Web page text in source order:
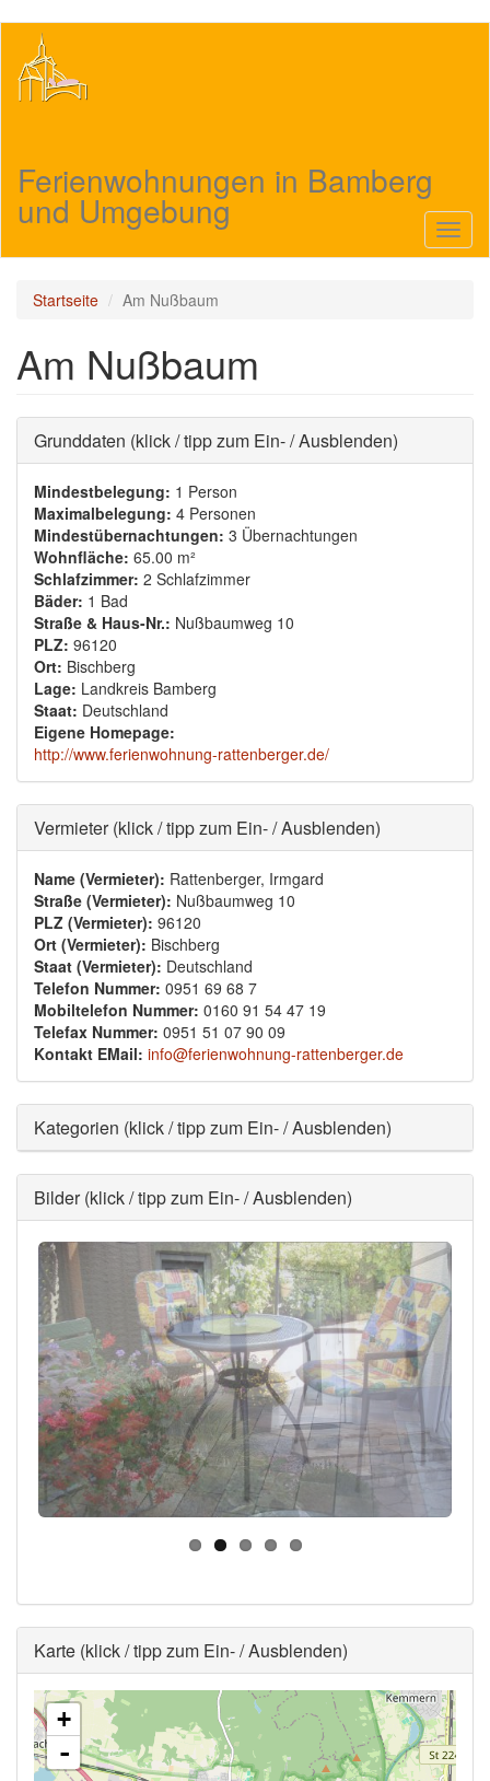
Inhalt
Ferienwohnungen in Bamberg
und Umgebung
Startseite Am Nußbaum
Am Nußbaum
Ausblenden
Grunddaten (klick / tipp zum Ein- / Ausblenden)
Mindestbelegung: 1 Person
Maximalbelegung: 4 Personen
Mindestübernachtungen: 3 Übernachtungen
Wohnfläche: 65.00 m²
Schlafzimmer: 2 Schlafzimmer
Bäder: 1 Bad
Straße & Haus-Nr.: Nußbaumweg 10
PLZ: 96120
Ort: Bischberg
Lage: Landkreis Bamberg
Staat: Deutschland
Eigene Homepage:
http://www.ferienwohnung-rattenberger.de/
Ausblenden
Vermieter (klick / tipp zum Ein- / Ausblenden)
Name (Vermieter): Rattenberger, Irmgard
Straße (Vermieter): Nußbaumweg 10
PLZ (Vermieter): 96120
Ort (Vermieter): Bischberg
Staat (Vermieter): Deutschland
Telefon Nummer: 0951 69 68 7
Mobiltelefon Nummer: 0160 91 54 47 19
Telefax Nummer: 0951 51 07 90 09
Kontakt EMail: info@ferienwohnung-rattenberger.de
Ausblenden
Kategorien (klick / tipp zum Ein- / Ausblenden)
Ausblenden
Bilder (klick / tipp zum Ein- / Ausblenden)
Ausblenden
Karte (klick / tipp zum Ein- / Ausblenden)
+
-